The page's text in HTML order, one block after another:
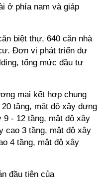
ở phía nam và giáp
biệt thự, 640 căn nhà
Đơn vị phát triển dự
tổng mức đầu tư
mại kết hợp chung
tầng, mật độ xây dựng
9 - 12 tầng, mật độ xây
cao 3 tầng, mật độ xây
4 tầng, mật độ xây
đầu tiên của